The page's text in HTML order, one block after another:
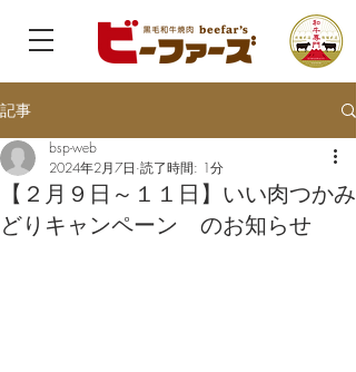
記事
【２月９日～１１日】いい肉つかみ
どりキャンペーン のお知らせ
bsp-web
2024年2月7日 読了時間: 1分